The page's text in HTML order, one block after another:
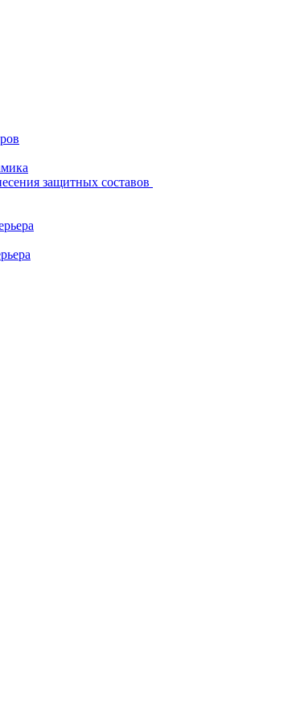
защитных составов